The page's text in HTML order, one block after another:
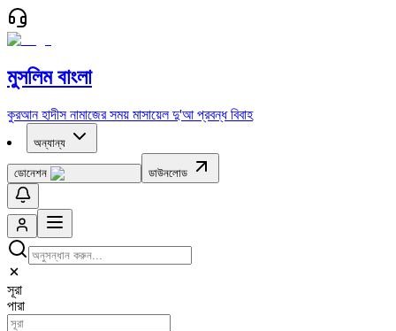
মুসলিম বাংলা
কুরআন হাদীস নামাজের সময় মাসায়েল দু'আ প্রবন্ধ বিবাহ
অন্যান্য
ডোনেশন ডাউনলোড
সূরা
পারা